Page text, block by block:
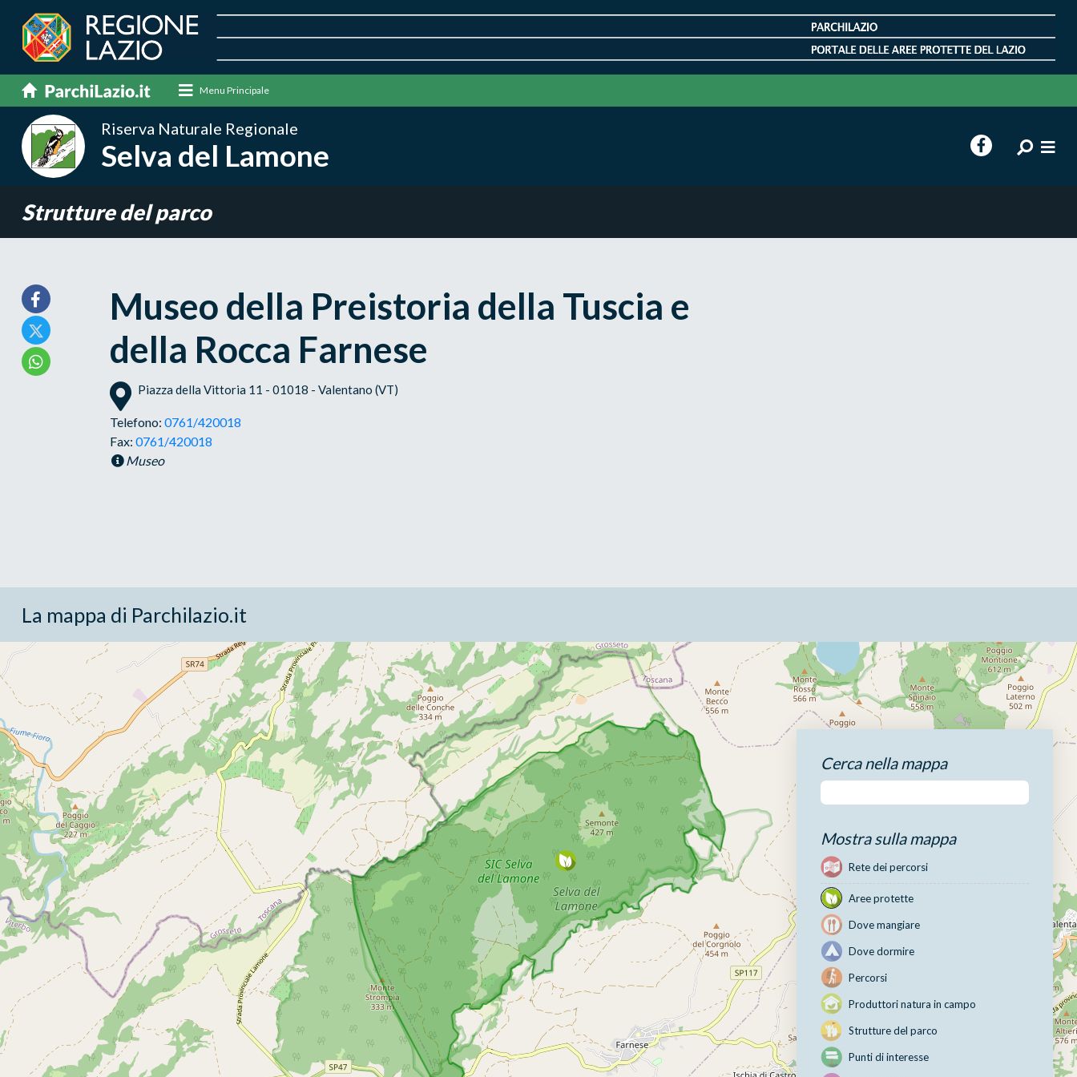
Menu Principale
Riserva Naturale Regionale
Selva del Lamone
Strutture del parco
Museo della Preistoria della Tuscia e
della Rocca Farnese
Piazza della Vittoria 11 - 01018 - Valentano (VT)
Telefono: 0761/420018
Fax: 0761/420018
Museo
La mappa di Parchilazio.it
Cerca nella mappa
Mostra sulla mappa
Rete dei percorsi
Aree protette
Dove mangiare
Dove dormire
Percorsi
Produttori natura in campo
Strutture del parco
Punti di interesse